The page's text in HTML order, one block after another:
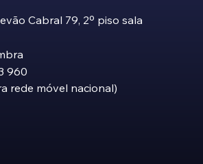
Cabral 79, 2º piso sala
960
rede móvel nacional)